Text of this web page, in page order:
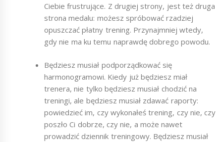
Ciebie frustrujące. Z drugiej strony, jest też druga
strona medalu: możesz spróbować rzadziej
opuszczać płatny trening. Przynajmniej wtedy,
gdy nie ma ku temu naprawdę dobrego powodu.
Będziesz musiał podporządkować się
harmonogramowi. Kiedy już będziesz miał
trenera, nie tylko będziesz musiał chodzić na
treningi, ale będziesz musiał zdawać raporty:
powiedzieć im, czy wykonałeś trening, czy nie, czy
poszło Ci dobrze, czy nie, a może nawet
prowadzić dziennik treningowy. Będziesz musiał